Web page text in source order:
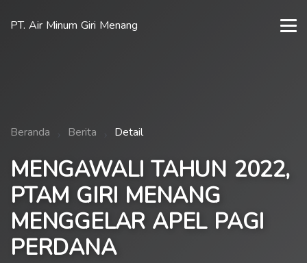
PT. Air Minum Giri Menang
Beranda Berita Detail
MENGAWALI TAHUN 2022,
PTAM GIRI MENANG
MENGGELAR APEL PAGI
PERDANA